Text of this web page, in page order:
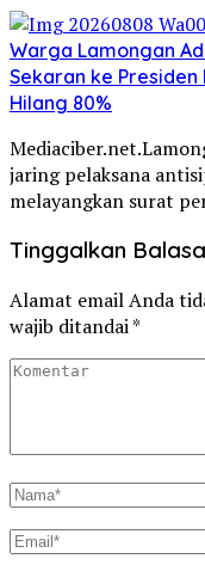
Warga Lamongan
Sekaran ke Presiden
Hilang 80%
jaring pelaksana
melayangkan surat
Tinggalkan
Alamat email Anda
wajib ditandai*